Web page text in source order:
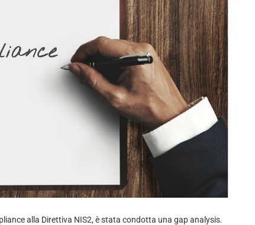
alla Direttiva NIS2, è stata condotta una gap analysis.